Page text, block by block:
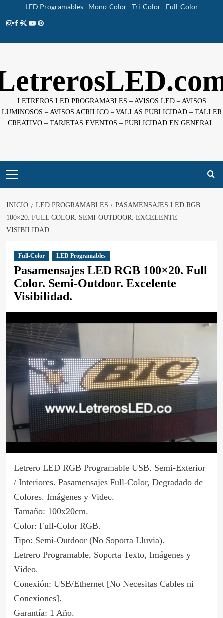
LED Programables Mono-Color Tri-Color
Full-Color
Instagram
facebook
twitter
youtube
pinterest
LETREROS LED PROGRAMABLES – AVISOS LED – AVISOS
LUMINOSOS – AVISOS ACRILICO – VALLAS PUBLICIDAD – TALLER
CREATIVO – TARJETAS EVENTOS – PUBLICIDAD EN GENERAL.
principal
INICIO LED PROGRAMABLES
PASAMENSAJES LED RGB
100×20. FULL COLOR. SEMI-OUTDOOR. EXCELENTE
VISIBILIDAD.
Full-Color LED Programables
Pasamensajes LED RGB 100×20. Full
Color. Semi-Outdoor. Excelente
Visibilidad.
Letrero LED RGB Programable USB. Semi-Exterior
/ Interiores. Pasamensajes Full-Color, Degradado de
Colores. Imágenes y Video.
Tamaño: 100x20cm.
Color: Full-Color RGB.
Tipo: Semi-Outdoor (No Soporta Lluvia).
Letrero Programable, Soporta Texto, Imágenes y
Vídeo.
Conexión: USB/Ethernet [No Necesitas Cables ni
Conexiones].
Garantía: 1 Año.